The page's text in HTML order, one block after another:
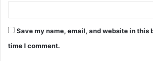
Save my name, email, and website in this
time I comment.